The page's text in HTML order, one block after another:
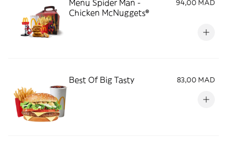
Menu Spider Man -
Chicken McNuggets®
94,00 MAD
Best Of Big Tasty 83,00 MAD